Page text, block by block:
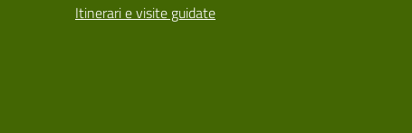
Itinerari e visite guidate